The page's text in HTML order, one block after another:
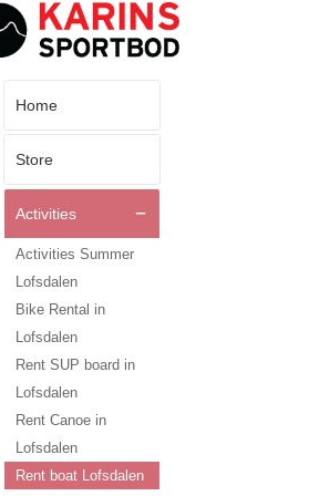
Home
Store
Activities
Activities Summer
Lofsdalen
Bike Rental in
Lofsdalen
Rent SUP board in
Lofsdalen
Rent Canoe in
Lofsdalen
Rent boat Lofsdalen